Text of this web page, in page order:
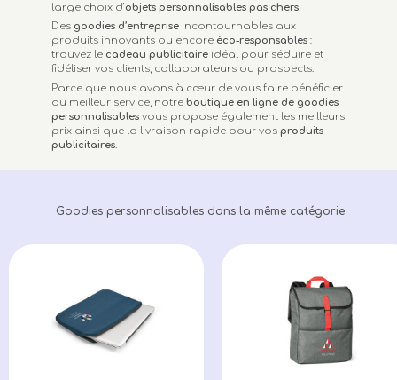
large choix d’objets personnalisables pas chers.
Des goodies d’entreprise incontournables aux
produits innovants ou encore éco-responsables :
trouvez le cadeau publicitaire idéal pour séduire et
fidéliser vos clients, collaborateurs ou prospects.
Parce que nous avons à cœur de vous faire bénéficier
du meilleur service, notreboutique en ligne de goodies
personnalisables vous propose également les meilleurs
prix ainsi que la livraison rapide pour vos produits
publicitaires.
Goodies personnalisables dans la même catégorie